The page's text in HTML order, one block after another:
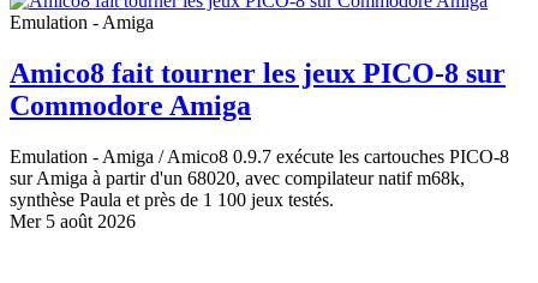
Emulation - Amiga
Amico8 fait tourner les jeux PICO-8 sur
Commodore Amiga
Emulation - Amiga / Amico8 0.9.7 exécute les cartouches PICO-8
sur Amiga à partir d'un 68020, avec compilateur natif m68k,
synthèse Paula et près de 1 100 jeux testés.
Mer 5 août 2026